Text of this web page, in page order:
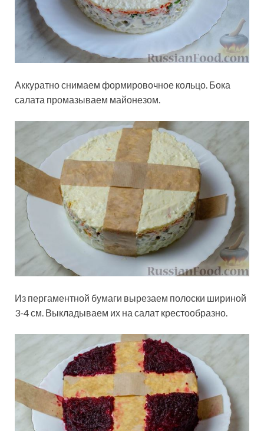
Аккуратно снимаем формировочное кольцо. Бока
салата промазываем майонезом.
Из пергаментной бумаги вырезаем полоски шириной
3-4 см. Выкладываем их на салат крестообразно.